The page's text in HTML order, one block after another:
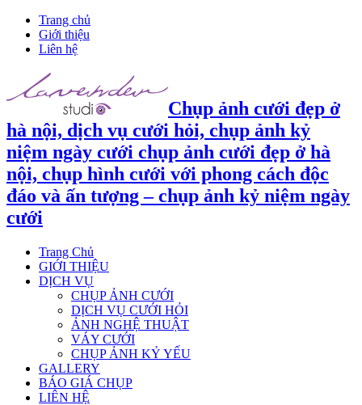
Trang chủ
Giới thiệu
Liên hệ
Chụp ảnh cưới đẹp ở
hà nội, dịch vụ cưới hỏi, chụp ảnh kỷ
niệm ngày cưới chụp ảnh cưới đẹp ở hà
nội, chụp hình cưới với phong cách độc
đáo và ấn tượng – chụp ảnh kỷ niệm ngày
cưới
Trang Chủ
GIỚI THIỆU
DỊCH VỤ
CHỤP ẢNH CƯỚI
DỊCH VỤ CƯỚI HỎI
ẢNH NGHỆ THUẬT
VÁY CƯỚI
CHỤP ẢNH KỶ YẾU
GALLERY
BÁO GIÁ CHỤP
LIÊN HỆ